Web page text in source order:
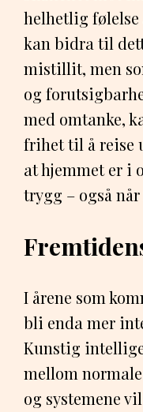
helhetlig
kan bidra til
mistillit, men
og
med omtanke,
frihet til å reise
at hjemmet er i
trygg – også
I årene som
bli enda mer
Kunstig
mellom
og systemene